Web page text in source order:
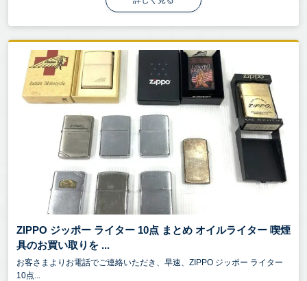
ZIPPO ジッポー ライター 10点 まとめ オイルライター 喫煙
具のお買い取りを ...
お客さまよりお電話でご連絡いただき、早速、ZIPPO ジッポー ライター
10点...